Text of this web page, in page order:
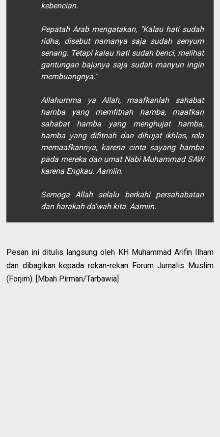
kebencian.
Pepatah Arab mengatakan, "Kalau hati sudah
ridha, disebut namanya saja sudah senyum
senang. Tetapi kalau hati sudah benci, melihat
gantungan bajunya saja sudah manyun ingin
membuangnya."
Allahumma ya Allah, maafkanlah sahabat
hamba yang memfitnah hamba, maafkan
sahabat hamba yang menghujat hamba,
hamba yang difitnah dan dihujat ikhlas, rela
memaafkannya, karena cinta sayang hamba
pada mereka dan umat Nabi Muhammad SAW
karena Engkau. Aamiin.
Semoga Allah selalu berkahi persahabatan
dan harakah da'wah kita. Aamiin.
Pesan ini ditulis langsung oleh KH Muhammad Arifin Ilham
dan dibagikan kepada rekan-rekan Forum Jurnalis Muslim
(Forjim). [Mbah Pirman/Tarbawia]